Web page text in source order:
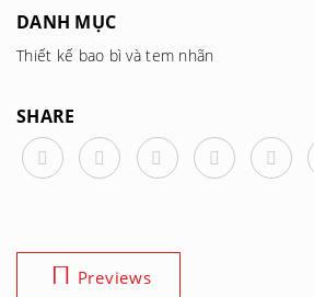
DANH MỤC
Thiết kế bao bì và tem nhãn
SHARE
Previews